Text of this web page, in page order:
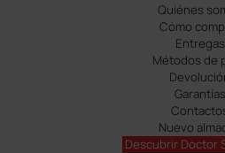
Quiénes
Cómo
Entregas
Métodos de
Garantías
Nuevo
Descubrir Doctor